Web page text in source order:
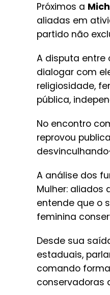
Próximos a
aliadas em
partido não
A disputa entre
dialogar com
religiosidade,
pública,
No encontro
reprovou
A análise dos
Mulher: aliados
entende que o
feminina
Desde sua
estaduais,
comando
conservadoras